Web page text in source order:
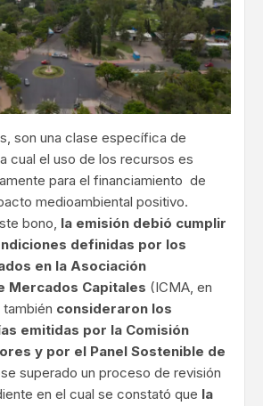
son una clase específica de
cual el uso de los recursos es
para el financiamiento de
medioambiental positivo.
bono, la emisión debió cumplir
definidas por los
en la Asociación
Mercados Capitales (ICMA, en
consideraron los
emitidas por la Comisión
y por el Panel Sostenible de
superado un proceso de revisión
en el cual se constató que la